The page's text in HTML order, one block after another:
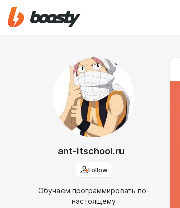
ant-itschool.ru
Follow
Обучаем программировать по-
настоящему